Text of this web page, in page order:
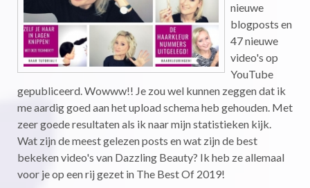
nieuwe
blogposts en
47 nieuwe
video's op
YouTube
gepubliceerd. Wowww!! Je zou wel kunnen zeggen dat ik
me aardig goed aan het upload schema heb gehouden. Met
zeer goede resultaten als ik naar mijn statistieken kijk.
Wat zijn de meest gelezen posts en wat zijn de best
bekeken video's van Dazzling Beauty? Ik heb ze allemaal
voor je op een rij gezet in The Best Of 2019!